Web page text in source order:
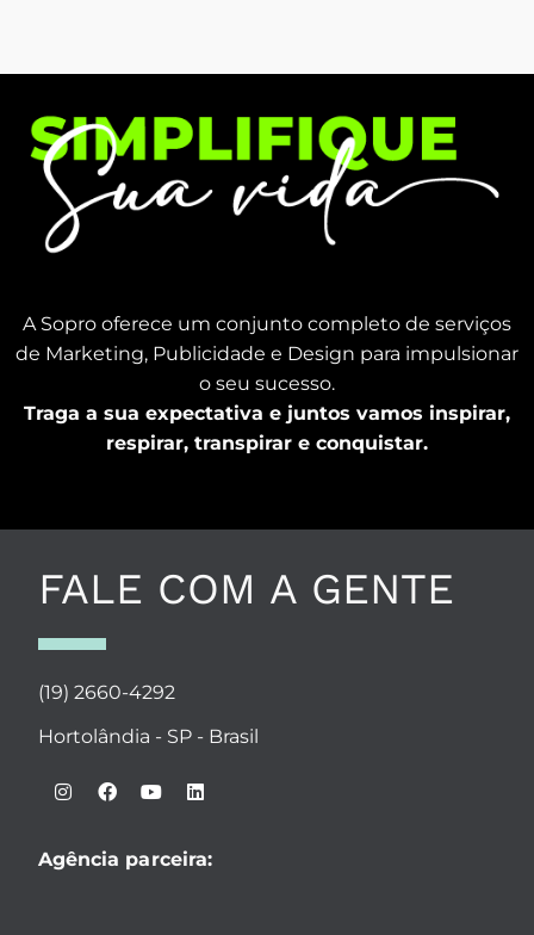
A Sopro oferece um conjunto completo de serviços
de Marketing, Publicidade e Design para impulsionar
o seu sucesso.
Traga a sua expectativa e juntos vamos inspirar,
respirar, transpirar e conquistar.
FALE COM A GENTE
(19) 2660-4292
Hortolândia - SP - Brasil
Agência parceira: